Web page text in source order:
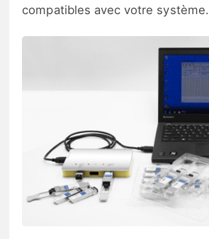
compatibles avec votre système.